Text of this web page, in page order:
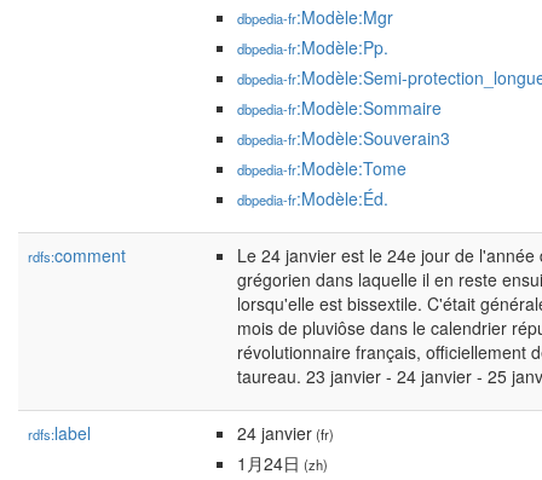
dbpedia-fr:Modèle:Mgr
dbpedia-fr:Modèle:Pp.
dbpedia-fr:Modèle:Semi-
dbpedia-fr:Modèle:Sommaire
dbpedia-fr:Modèle:Souverain3
dbpedia-fr:Modèle:Tome
dbpedia-fr:Modèle:Éd.
rdfs:comment
Le 24 janvier est le 24e jour de l'année
grégorien dans laquelle il en reste
lorsqu'elle est bissextile. C'était
mois de pluviôse dans le calendrier
révolutionnaire français, officiellement
taureau. 23 janvier - 24 janvier - 25
rdfs:label 24 janvier(fr)
1月24日 (zh)